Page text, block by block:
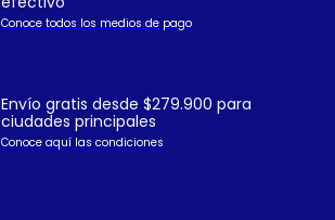
Conoce todos los medios de pago
Envío gratis desde $279.900 para
ciudades principales
Conoce aquí las condiciones